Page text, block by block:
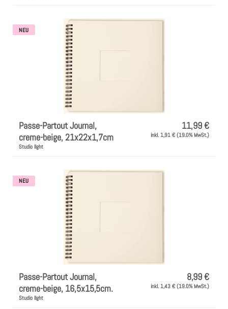
NEU
Passe-Partout Journal,
creme-beige, 21x22x1,7cm
Studio lIght
11,99 €
inkl. 1,91 € (19.0% MwSt.)
NEU
Passe-Partout Journal,
creme-beige, 16,5x15,5cm.
Studio lIght
8,99 €
inkl. 1,43 € (19.0% MwSt.)